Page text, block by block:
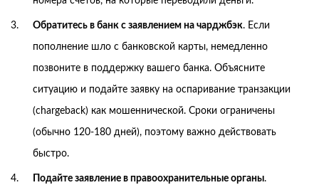
Обратитесь в банк с заявлением на чарджбэк. Если
пополнение шло с банковской карты, немедленно
позвоните в поддержку вашего банка. Объясните
ситуацию и подайте заявку на оспаривание транзакции
(chargeback) как мошеннической. Сроки ограничены
(обычно 120-180 дней), поэтому важно действовать
быстро.
Подайте заявление в правоохранительные органы.